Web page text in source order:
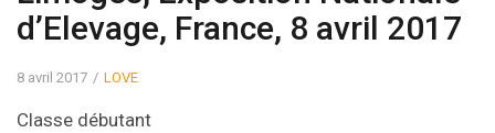
d’Elevage, France, 8 avril 2017
8 avril 2017 LOVE
Classe débutant